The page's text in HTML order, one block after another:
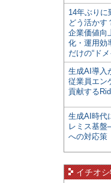
14年ぶりに
どう活かす
企業価値向
化・運用効
だけの“ド
生成AI導入
従業員エン
貢献する
生成AI時代
レミス基盤
への対応策
イチオ